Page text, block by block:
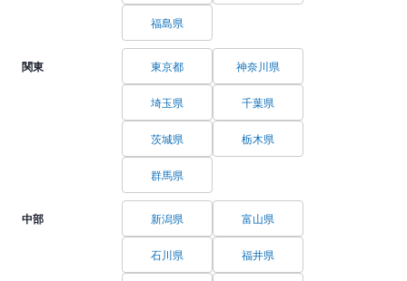
福島県
関東 東京都 神奈川県
埼玉県 千葉県
茨城県 栃木県
群馬県
中部 新潟県 富山県
石川県 福井県